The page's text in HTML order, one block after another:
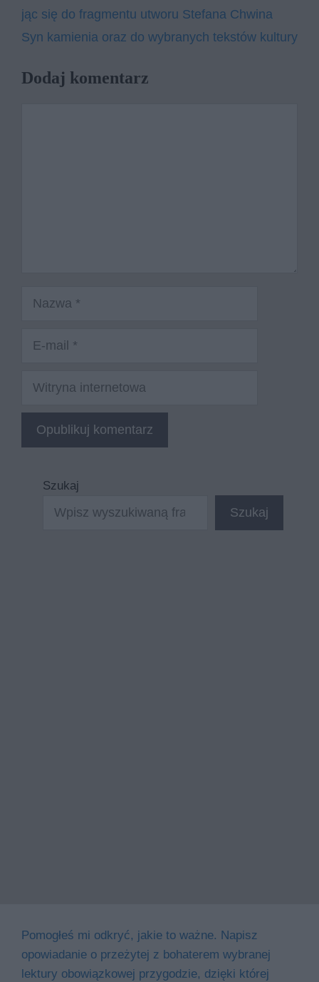
jąc się do frag­men­tu utwo­ru Stefana Chwina
Syn kamienia oraz do wy­bra­nych tek­stów kul­tu­ry
Dodaj komentarz
Nazwa
Witryna
Szukaj
Szukaj
Pomogłeś mi odkryć, jakie to ważne. Napisz
opowiadanie o przeżytej z bohaterem wybranej
lektury obowiązkowej przygodzie, dzięki której